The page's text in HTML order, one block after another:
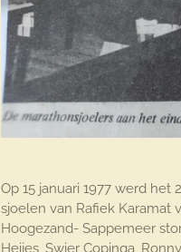
Op 15 januari 1977 werd het
sjoelen van Rafiek Karamat
Hoogezand- Sappemeer
Heijes, Swier Copinga,